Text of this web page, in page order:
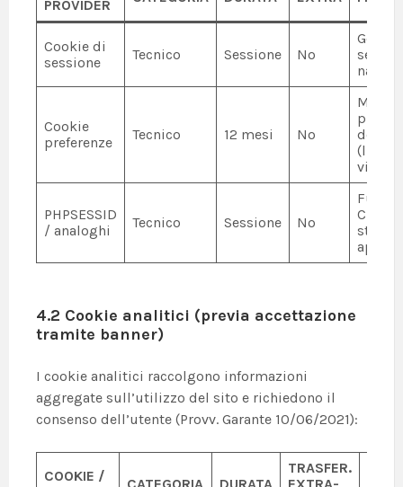
PROVIDER
Cookie di
sessione
Tecnico Sessione No
Cookie
preferenze
Tecnico 12 mesi No
PHPSESSID
/ analoghi
Tecnico Sessione No
CMS
stato
4.2 Cookie analitici (previa accettazione
tramite banner)
I cookie analitici raccolgono informazioni
aggregate sull’utilizzo del sito e richiedono il
consenso dell’utente (Provv. Garante 10/06/2021):
COOKIE /
TRASFER.